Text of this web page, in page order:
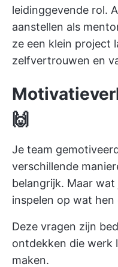
leidinggevende rol.
aanstellen als
ze een klein project
zelfvertrouwen en
🙌
Je team
verschillende
belangrijk. Maar
inspelen op wat
Deze vragen zijn
ontdekken die werk
maken.